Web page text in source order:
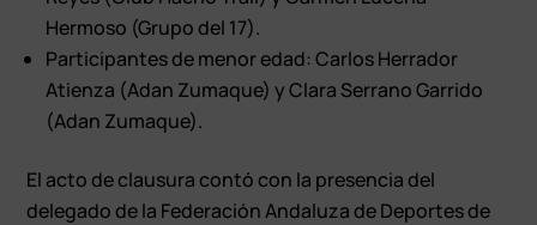
Hermoso (Grupo del 17).
Participantes de menor edad: Carlos Herrador
Atienza (Adan Zumaque) y Clara Serrano Garrido
(Adan Zumaque).
El acto de clausura contó con la presencia del
delegado de la Federación Andaluza de Deportes de